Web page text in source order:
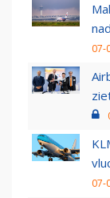
07-
07-